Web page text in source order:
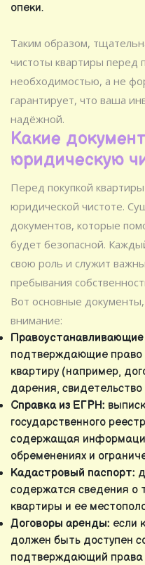
опеки.
Таким образом,
чистоты квартиры перед
необходимостью, а не
гарантирует, что ваша
надёжной.
Какие
юридическую
Перед покупкой
юридической чистоте.
документов, которые
будет безопасной.
свою роль и служит
пребывания
Вот основные
внимание:
подтверждающие право
квартиру (например,
дарения,
Справка из ЕГРН:
государственного
содержащая
обременениях и
Кадастровый паспорт:
содержатся сведения о
квартиры и ее
Договоры аренды: если
должен быть доступен
подтверждающий права